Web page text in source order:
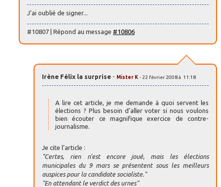
J’ai oublié de signer...
#10807 | Répond au message #10806
Irène Félix la surprise - Mister K - 22 février 2008 à 11:18
A lire cet article, je me demande à quoi servent les
élections ? Plus besoin d’aller voter si nous voulons
bien écouter ce magnifique exercice de contre-
journalisme.
Je cite l’article :
"Certes, rien n’est encore joué, mais les élections
municipales du 9 mars se présentent sous les meilleurs
auspices pour la candidate socialiste."
"En attendant le verdict des urnes"